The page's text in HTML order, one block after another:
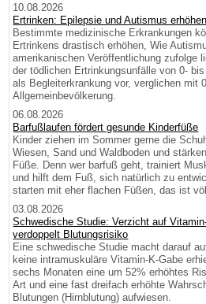
10.08.2026
Ertrinken: Epilepsie und Autismus
Bestimmte medizinische Erkrankungen
Ertrinkens drastisch erhöhen, Wie
amerikanischen Veröffentlichung zufolge
der tödlichen Ertrinkungsunfälle von 0-
als Begleiterkrankung vor, verglichen mit
Allgemeinbevölkerung.
06.08.2026
Barfußlaufen fördert gesunde Kinderfüße
Kinder ziehen im Sommer gerne die
Wiesen, Sand und Waldboden und
Füße. Denn wer barfuß geht, trainiert
und hilft dem Fuß, sich natürlich zu
starten mit eher flachen Füßen, das ist
03.08.2026
Schwedische Studie: Verzicht auf
verdoppelt Blutungsrisiko
Eine schwedische Studie macht darauf
keine intramuskuläre Vitamin-K-Gabe
sechs Monaten eine um 52% erhöhtes
Art und eine fast dreifach erhöhte
Blutungen (Hirnblutung) aufwiesen.